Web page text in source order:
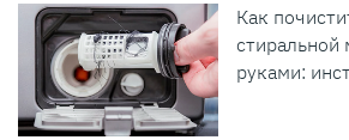
Как
руками: